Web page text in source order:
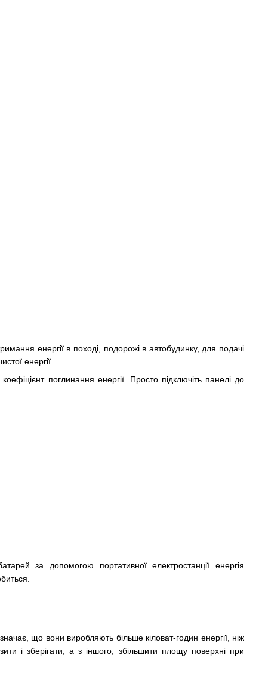
енергії в поході, подорожі в автобудинку, для подачі
енергії.
поглинання енергії. Просто підключіть панелі до
за допомогою портативної електростанції енергія
що вони виробляють більше кіловат-годин енергії, ніж
і зберігати, а з іншого, збільшити площу поверхні при